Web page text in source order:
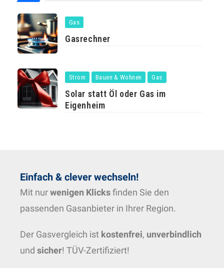
Gas
Gasrechner
Strom Bauen & Wohnen Gas
Solar statt Öl oder Gas im
Eigenheim
Einfach & clever wechseln!
Mit nurwenigen Klicksfinden Sie den
passenden Gasanbieter in Ihrer Region.
Der Gasvergleich ist kostenfrei, unverbindlich
und sicher! TÜV-Zertifiziert!